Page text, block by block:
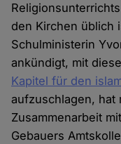
den Kirchen üblich
Schulministerin
ankündigt, mit
Kapitel für den
aufzuschlagen, hat
Zusammenarbeit
Gebauers